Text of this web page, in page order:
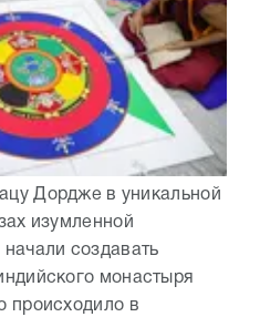
Дордже в уникальной
изумленной
начали создавать
монастыря
происходило в